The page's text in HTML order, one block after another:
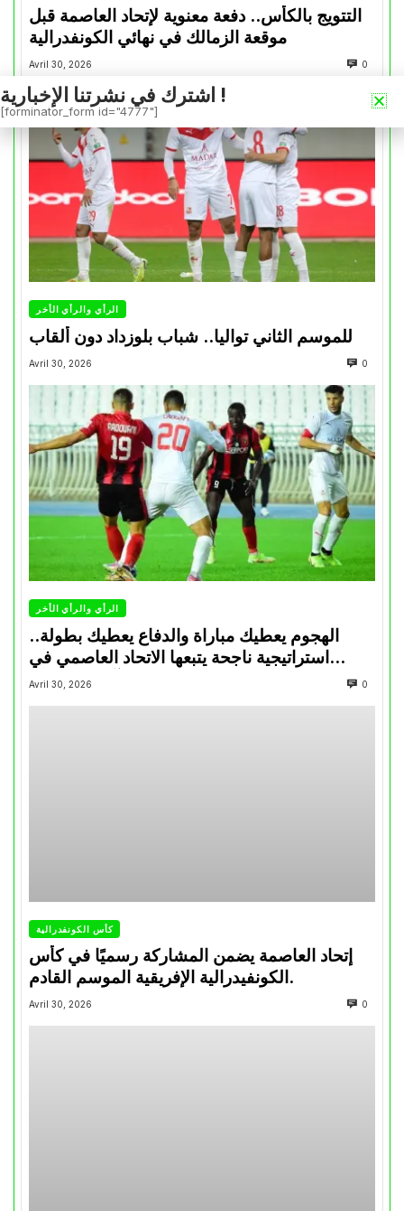
التتويج بالكأس.. دفعة معنوية لإتحاد العاصمة قبل
موقعة الزمالك في نهائي الكونفدرالية
Avril 30, 2026 0
الرأي والرأي الأخر
للموسم الثاني تواليا.. شباب بلوزداد دون ألقاب
Avril 30, 2026 0
الرأي والرأي الأخر
الهجوم يعطيك مباراة والدفاع يعطيك بطولة..
استراتيجية ناجحة يتبعها الاتحاد العاصمي في
تتويجاته آخر السنوات
Avril 30, 2026 0
كأس الكونفدرالية
إتحاد العاصمة يضمن المشاركة رسميًا في كأس
الكونفيدرالية الإفريقية الموسم القادم.
Avril 30, 2026 0
اشترك في نشرتنا الإخبارية !
[forminator_form id="4777"]